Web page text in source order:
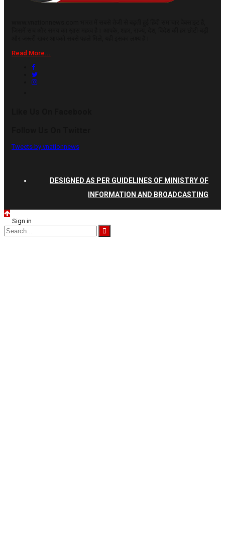
Read More...
Tweets by vnationnews
DESIGNED AS PER GUIDELINES OF MINISTRY OF
INFORMATION AND BROADCASTING
Sign in